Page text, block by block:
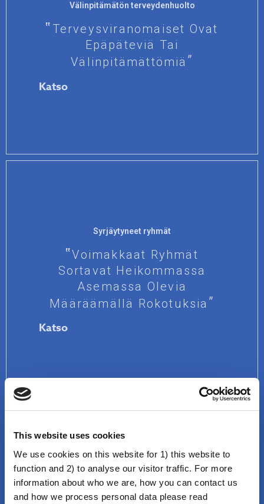
This website uses cookies
We use cookies on this website for 1) this website to
function and 2) to analyse our visitor traffic. For more
information about who we are, how you can contact us
and how we process personal data please read
Välinpitämätön terveydenhuolto
Terveysviranomaiset Ovat
Epäpäteviä Tai
Välinpitämättömiä
Katso
Syrjäytyneet ryhmät
Voimakkaat Ryhmät
Sortavat Heikommassa
Asemassa Olevia
Määräämällä Rokotuksia
Katso
Se on vain teoria
Rokotteita Koskevat